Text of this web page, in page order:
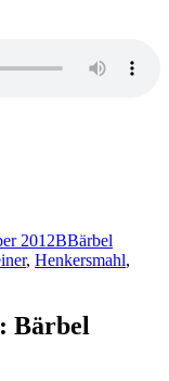
2012BBärbel
, Henkersmahl,
Bärbel